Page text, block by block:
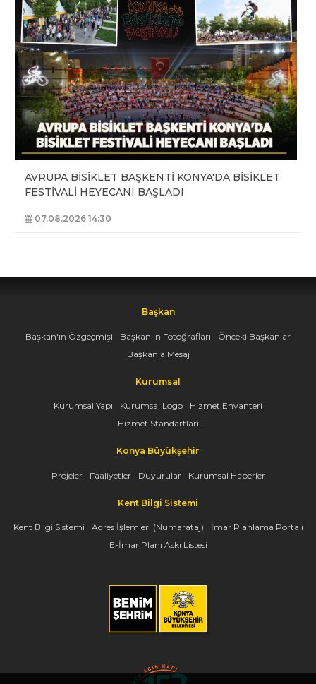
AVRUPA BİSİKLET BAŞKENTİ KONYA'DA BİSİKLET
FESTİVALİ HEYECANI BAŞLADI
07.08.2026 14:30
Başkan
Başkan'ın Özgeçmişi Başkan'ın Fotoğrafları
Önceki Başkanlar
Başkan'a Mesaj
Kurumsal
Kurumsal Yapı Kurumsal Logo
Hizmet Envanteri
Hizmet Standartları
Konya Büyükşehir
Projeler Faaliyetler Duyurular Kurumsal Haberler
Kent Bilgi Sistemi
Kent Bilgi Sistemi Adres İşlemleri (Numarataj)
İmar Planlama Portalı
E-İmar Planı Askı Listesi